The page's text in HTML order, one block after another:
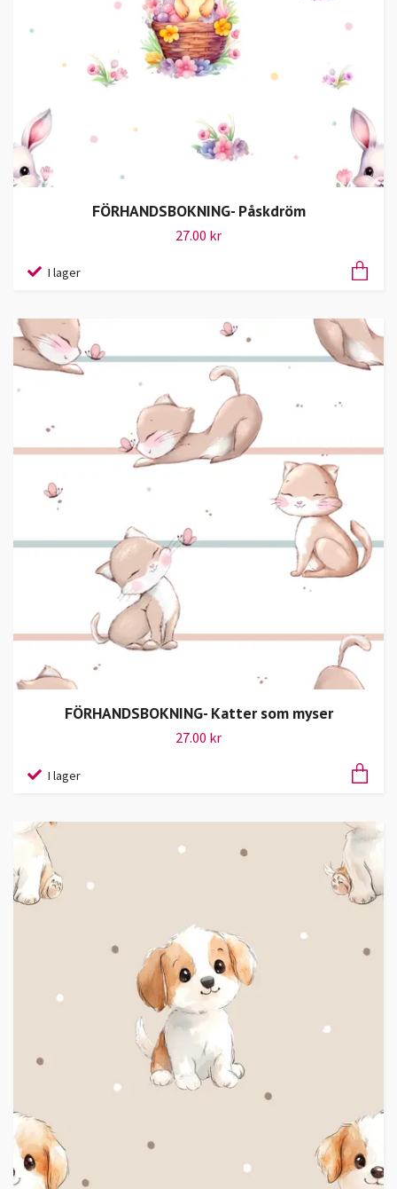
FÖRHANDSBOKNING- Påskdröm
27.00 kr
I lager
FÖRHANDSBOKNING- Katter som myser
27.00 kr
I lager